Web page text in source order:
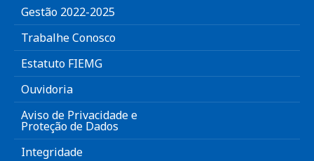
Gestão 2022-2025
Trabalhe Conosco
Estatuto FIEMG
Ouvidoria
Aviso de Privacidade e
Proteção de Dados
Integridade